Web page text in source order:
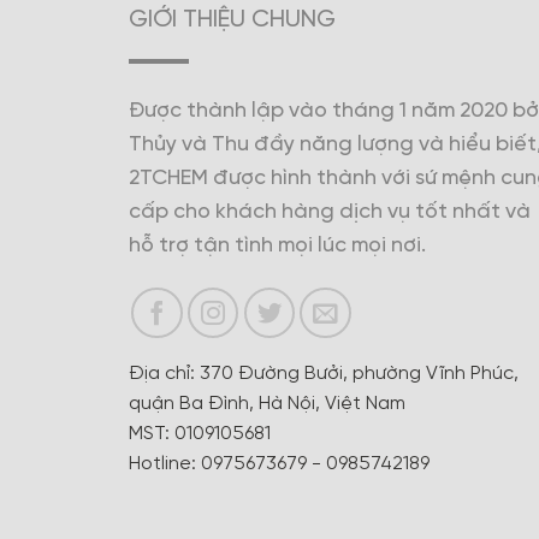
GIỚI THIỆU CHUNG
Được thành lập vào tháng 1 năm 2020
Thủy và Thu đầy năng lượng và hiểu
2TCHEM được hình thành với sứ mệnh
cấp cho khách hàng dịch vụ tốt nhất và
hỗ trợ tận tình mọi lúc mọi nơi.
Địa chỉ: 370 Đường Bưởi, phường Vĩnh Phúc,
quận Ba Đình, Hà Nội, Việt Nam
MST: 0109105681
Hotline: 0975673679 - 0985742189